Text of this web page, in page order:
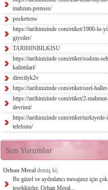
mahzun-prenses/
pocketsnw
https://tarihinizinde com/etiket/1900-lu-
giysiler/
TARIHINBILKISU
https://tarihinizinde com/etiket/sodom-
kalintilari/
directlyk2v
https://tarihinizinde com/etiket/ozel-
https://tarihinizinde com/etiket/2-
devrimi/
https://tarihinizinde com/etiket/
telefonu/
Son Yorumlar
Orhan Meral demiş ki;
Bu güzel ve aydınlatıcı mesajınız için çok
teşekkürler. Orhan Meral...